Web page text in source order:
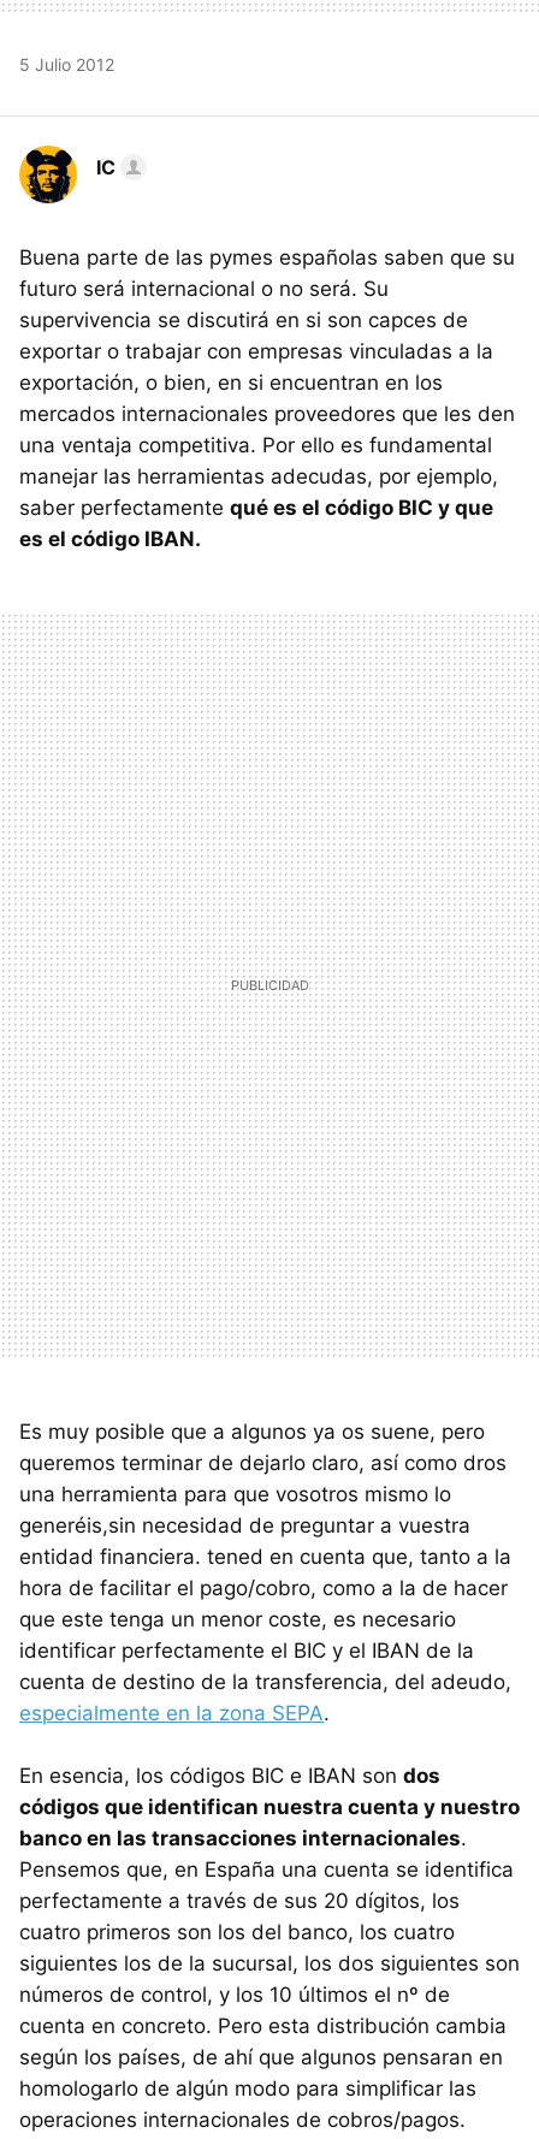
5 Julio 2012
IC
Buena parte de las pymes españolas saben que su
futuro será internacional o no será. Su
supervivencia se discutirá en si son capces de
exportar o trabajar con empresas vinculadas a la
exportación, o bien, en si encuentran en los
mercados internacionales proveedores que les den
una ventaja competitiva. Por ello es fundamental
manejar las herramientas adecudas, por ejemplo,
saber perfectamente qué es el código BIC y que
es el código IBAN.
Es muy posible que a algunos ya os suene, pero
queremos terminar de dejarlo claro, así como dros
una herramienta para que vosotros mismo lo
generéis,sin necesidad de preguntar a vuestra
entidad financiera. tened en cuenta que, tanto a la
hora de facilitar el pago/cobro, como a la de hacer
que este tenga un menor coste, es necesario
identificar perfectamente el BIC y el IBAN de la
cuenta de destino de la transferencia, del adeudo,
especialmente en la zona SEPA.
En esencia, los códigos BIC e IBAN son dos
códigos que identifican nuestra cuenta y nuestro
banco en las transacciones internacionales.
Pensemos que, en España una cuenta se identifica
perfectamente a través de sus 20 dígitos, los
cuatro primeros son los del banco, los cuatro
siguientes los de la sucursal, los dos siguientes son
números de control, y los 10 últimos el nº de
cuenta en concreto. Pero esta distribución cambia
según los países, de ahí que algunos pensaran en
homologarlo de algún modo para simplificar las
operaciones internacionales de cobros/pagos.